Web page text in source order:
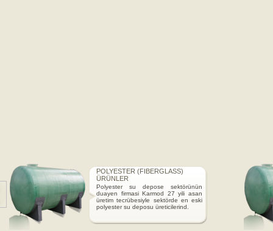
POLYESTER (FIBERGLASS)
ÜRÜNLER
Polyester su depose sektörünün
duayen firmasi Karmod 27 yili asan
üretim tecrübesiyle sektörde en eski
polyester su deposu üreticilerind.